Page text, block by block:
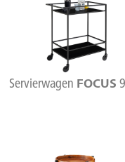
Servierwagen FOCUS